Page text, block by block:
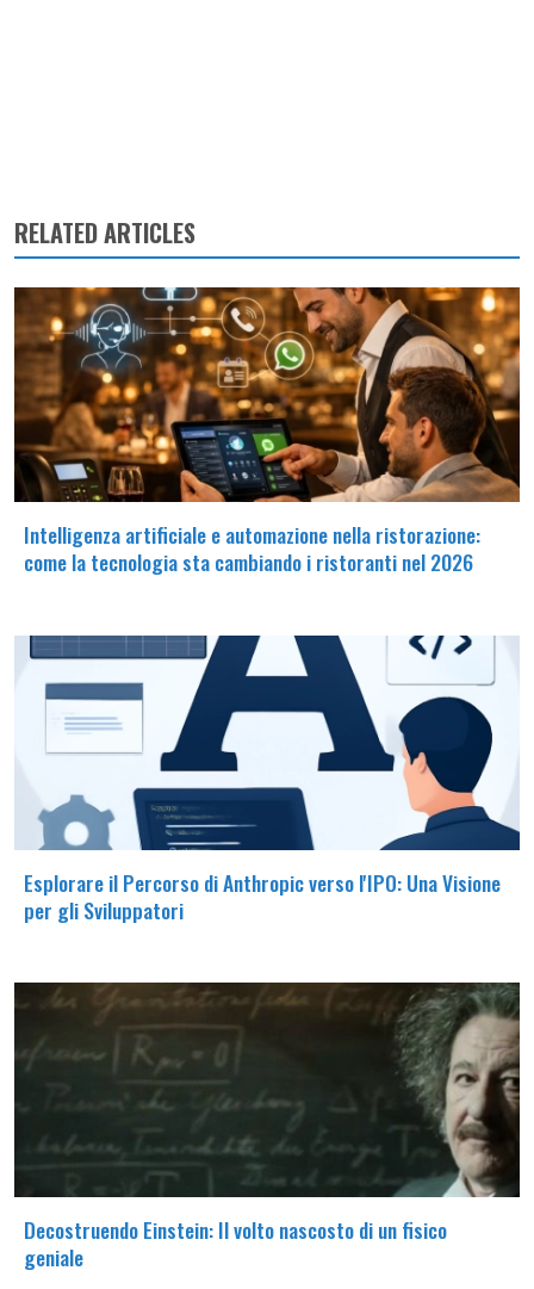
RELATED ARTICLES
Intelligenza artificiale e automazione nella ristorazione:
come la tecnologia sta cambiando i ristoranti nel 2026
Esplorare il Percorso di Anthropic verso l'IPO: Una Visione
per gli Sviluppatori
Decostruendo Einstein: Il volto nascosto di un fisico
geniale